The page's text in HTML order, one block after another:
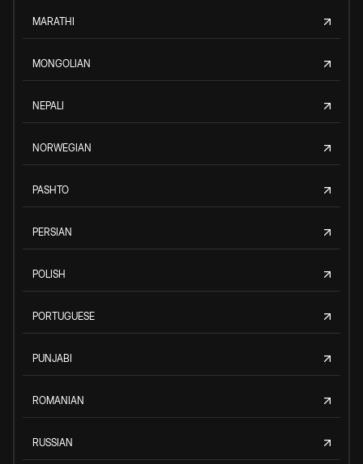
MARATHI
MONGOLIAN
NEPALI
NORWEGIAN
PASHTO
PERSIAN
POLISH
PORTUGUESE
PUNJABI
ROMANIAN
RUSSIAN